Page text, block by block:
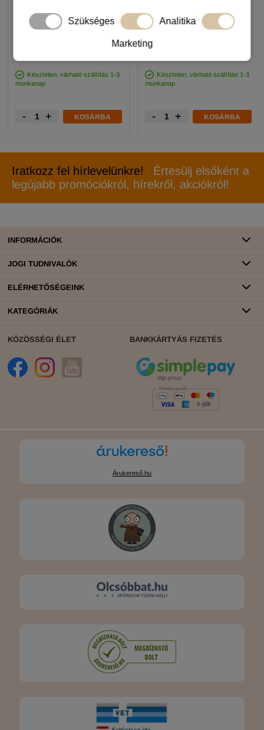
Szükséges Analitika
Marketing
11 990 Ft
Készleten, várható szállítás 1-3
munkanap
- + KOSÁRBA
11 990 Ft
Készleten, várható szállítás 1-3
munkanap
- + KOSÁRBA
Iratkozz fel hírlevelünkre!
Értesülj elsőként a
legújabb promóciókról, hírekről, akciókról!
INFORMÁCIÓK
JOGI TUDNIVALÓK
ELÉRHETŐSÉGEINK
KATEGÓRIÁK
KÖZÖSSÉGI ÉLET BANKKÁRTYÁS FIZETÉS
Árukereső.hu